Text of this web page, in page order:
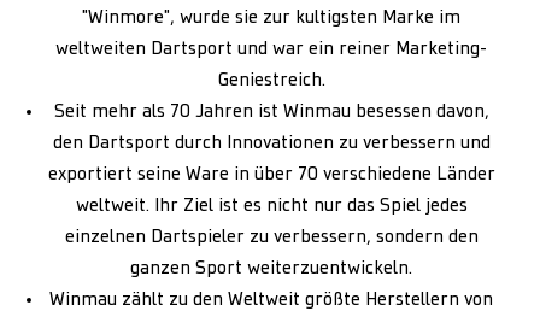
"Winmore", wurde sie zur kultigsten Marke im
weltweiten Dartsport und war ein reiner Marketing-
Geniestreich.
Seit mehr als 70 Jahren ist Winmau besessen davon,
den Dartsport durch Innovationen zu verbessern und
exportiert seine Ware in über 70 verschiedene Länder
weltweit. Ihr Ziel ist es nicht nur das Spiel jedes
einzelnen Dartspieler zu verbessern, sondern den
ganzen Sport weiterzuentwickeln.
Winmau zählt zu den Weltweit größte Herstellern von